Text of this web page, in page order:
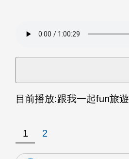
目前播放:跟我一起fun旅遊
1 2